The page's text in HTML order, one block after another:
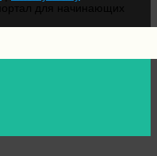
для начинающих